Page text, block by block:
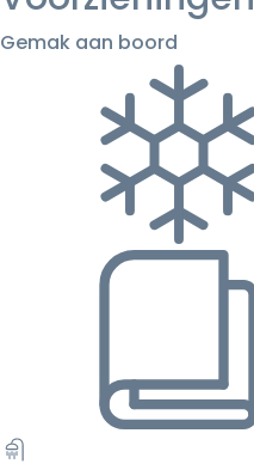
Gemak aan boord